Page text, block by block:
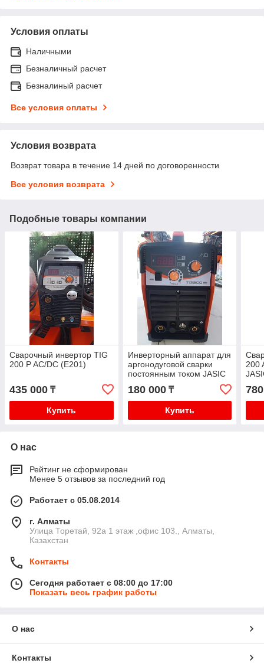
Условия оплаты
Наличными
Безналичный расчет
Безналиный расчет
Все условия оплаты
Условия возврата
Возврат товара в течение 14 дней по договоренности
Все условия возврата
Подобные товары компании
Сварочный инвертор TIG
200 P AC/DC (E201)
435 000 ₸
Купить
Инверторный аппарат для
аргонодуговой сварки
постоянным током JASIC
TIG 200 (W223)
180 000₸
Купить
200
О нас
Рейтинг не сформирован
Менее 5 отзывов за последний год
Работает с 05.08.2014
г. Алматы
​Улица Торетай, 92а​ 1 этаж ,офис 103., Алматы,
Казахстан
Контакты
Сегодня работает с 08:00 до 17:00
Показать весь график работы
О нас
Контакты